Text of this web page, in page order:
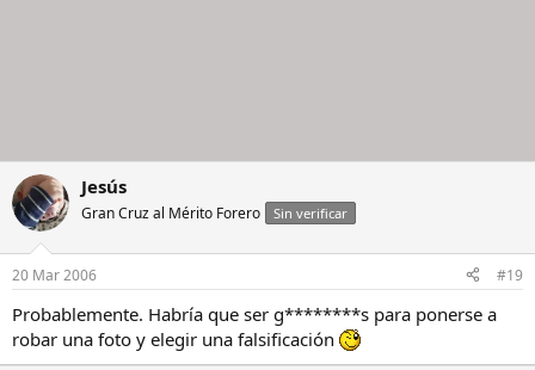
Jesús
Gran Cruz al Mérito Forero Sin verificar
20 Mar 2006 #19
Probablemente. Habría que ser g********s para ponerse a
robar una foto y elegir una falsificación